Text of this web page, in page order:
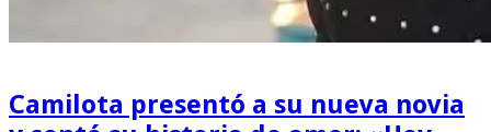
Camilota presentó a su nueva novia